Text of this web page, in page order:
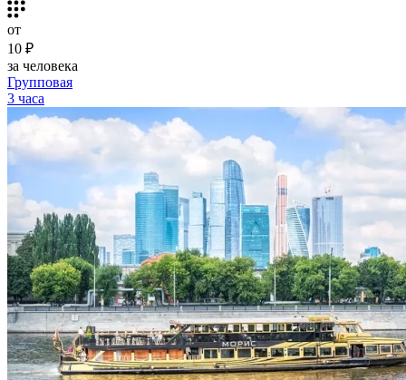
от
10 ₽
за человека
Групповая
3 часа